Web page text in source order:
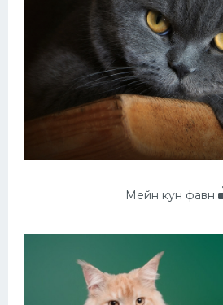
Мейн кун фавн